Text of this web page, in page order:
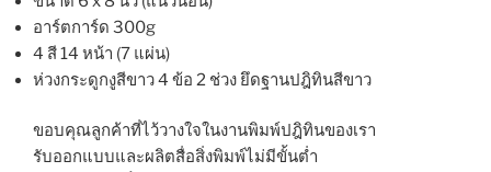
อาร์ตการ์ด 300g
4 สี 14 หน้า (7 แผ่น)
ห่วงกระดูกงูสีขาว 4 ข้อ 2 ช่วง ยึดฐานปฎิทินสีขาว
ขอบคุณลูกค้าที่ไว้วางใจในงานพิมพ์ปฎิทินของเรา
รับออกแบบและผลิตสื่อสิ่งพิมพ์ไม่มีขั้นต่ำ